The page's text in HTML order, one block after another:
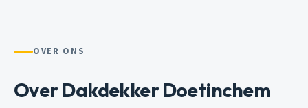
OVER ONS
Over Dakdekker Doetinchem